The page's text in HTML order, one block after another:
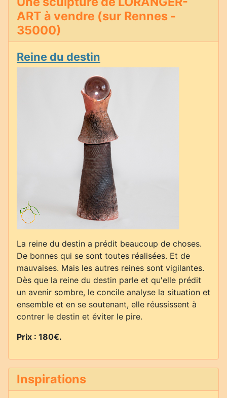
ART à vendre (sur Rennes -
35000)
Reine du destin
La reine du destin a prédit beaucoup de choses.
De bonnes qui se sont toutes réalisées. Et de
mauvaises. Mais les autres reines sont vigilantes.
Dès que la reine du destin parle et qu'elle prédit
un avenir sombre, le concile analyse la situation et
ensemble et en se soutenant, elle réussissent à
contrer le destin et éviter le pire.
Prix : 180€.
Inspirations